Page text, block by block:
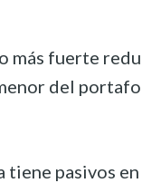
fuerte
del
pasivos